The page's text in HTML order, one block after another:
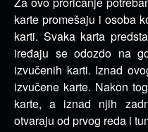
karte promešaju i osoba
karti. Svaka karta
iređaju se odozdo na
izvučenih karti. Iznad
izvučene karte. Nakon
karte, a iznad njih
otvaraju od prvog reda i